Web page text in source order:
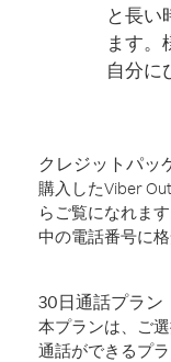
と長い
ます。
自分に
クレジットパッ
購入したViber
らご覧になれま
中の電話番号に
30日通話プラン
本プランは、ご
通話ができるプ